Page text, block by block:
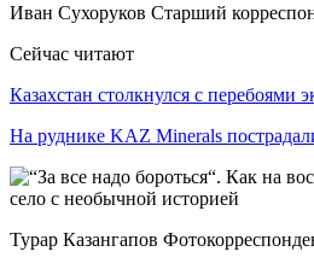
Иван Сухоруков Старший
Сейчас читают
Казахстан столкнулся с перебоями
На руднике KAZ Minerals
Турар Казангапов